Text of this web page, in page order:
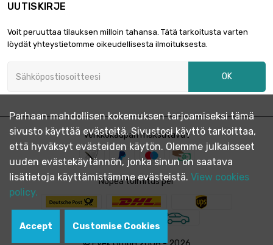
leveys : 40mm
2mm
pituus : 1 Meter
6,63 € 
Paksuus / vahvuus :
leveys : 45mm
Paksuus / vahvuus :
2mm
pituus : 1 Meter
7,44 € 
leveys : 50mm
2mm
4,13 €
UUTISKIRJE
Voit peruuttaa tilauksen milloin tahansa. Tätä tarkoitusta varten
löydät yhteystietomme oikeudellisesta ilmoituksesta.
OK
Verkkokaupan maksutavat
Nopea toimitus per
Parhaan mahdollisen kokemuksen tarjoamiseksi tämä
sivusto käyttää evästeitä. Sivustosi käyttö tarkoittaa,
että hyväksyt evästeiden käytön. Olemme julkaisseet
uuden evästekäytännön, jonka sinun on saatava
lisätietoja käyttämistämme evästeistä. View cookies
policy.
Accept Customise Cookies